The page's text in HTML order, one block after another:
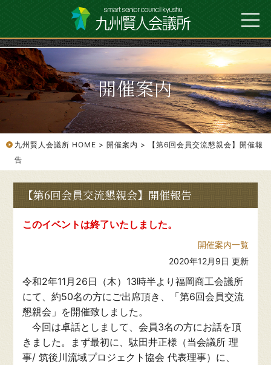
開催案内
九州賢人会議所 HOME 開催案内
【第6回会員交流懇親会】開催報
告
【第6回会員交流懇親会】開催報告
このイベントは終了いたしました。
開催案内一覧
2020年12月9日 更新
令和2年11月26日（木）13時半より福岡商工会議所
にて、約50名の方にご出席頂き、「第6回会員交流
懇親会」を開催致しました。
今回は卓話としまして、会員3名の方にお話を頂
きました。まず最初に、駄田井正様（当会議所 理
事/ 筑後川流域プロジェクト協会 代表理事）に、